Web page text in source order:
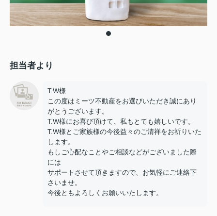
担当者より
T.W様
この度はミーツ不動産をお選びいただき誠にあり
がとうございます。
T.W様にお喜び頂けて、私もとても嬉しいです。
T.W様とご家族様の今後益々のご清祥をお祈りいた
します。
もしご心配なことやご相談などがございました際
には
サポートさせて頂きますので、お気軽にご連絡下
さいませ。
今後ともよろしくお願いいたします。